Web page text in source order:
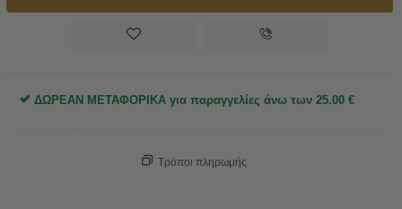
ΔΩΡΕΑΝ ΜΕΤΑΦΟΡΙΚΑ για παραγγελίες άνω των 25.00 €
Τρόποι πληρωμής